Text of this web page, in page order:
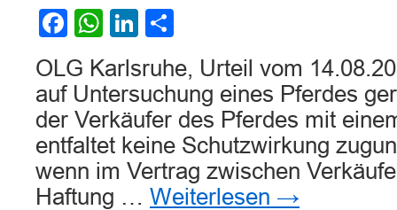
Facebook
WhatsApp
LinkedIn
OLG Karlsruhe, Urteil vom
auf Untersuchung eines Pferdes
der Verkäufer des Pferdes mit
entfaltet keine Schutzwirkung
wenn im Vertrag zwischen
Haftung … Weiterlesen →